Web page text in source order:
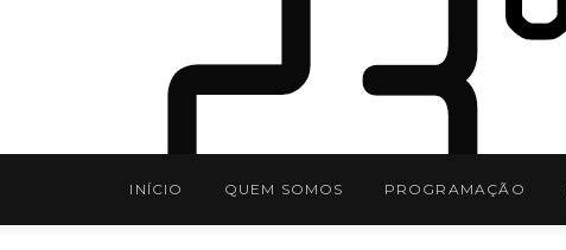
INÍCIO QUEM SOMOS PROGRAMAÇÃO